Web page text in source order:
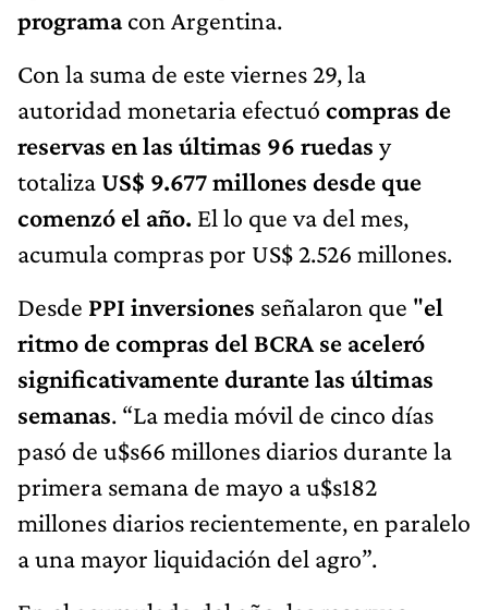
programacon Argentina.
Con la suma de este viernes 29, la
autoridad monetaria efectuó compras de
reservas en las últimas 96 ruedas y
totalizaUS$ 9.677 millones desde que
comenzó el año. El lo que va del mes,
acumula compras por US$ 2.526 millones.
Desde PPI inversiones señalaron que "el
ritmo de compras del BCRA se aceleró
significativamente durante las últimas
semanas. “La media móvil de cinco días
pasó de u$s66 millones diarios durante la
primera semana de mayo a u$s182
millones diarios recientemente, en paralelo
a una mayor liquidación del agro”.